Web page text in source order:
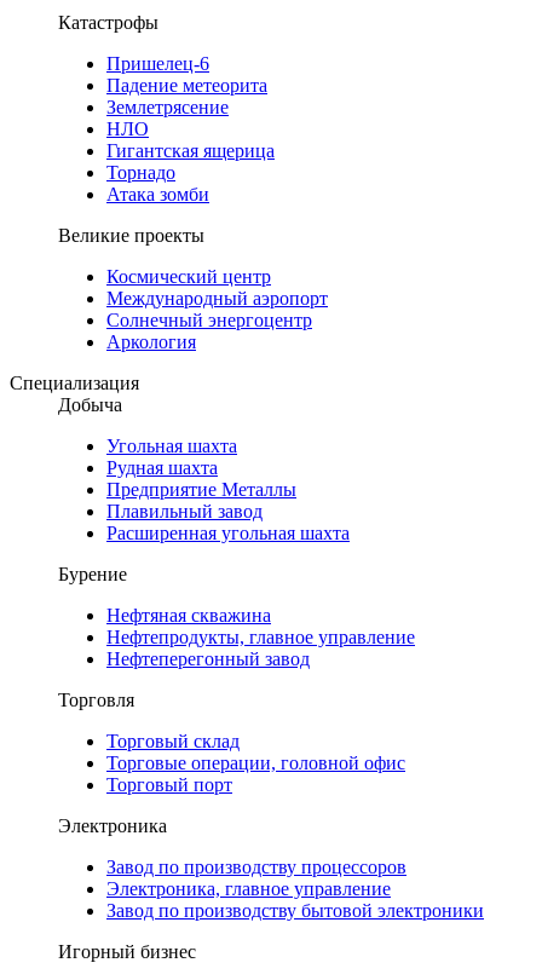
Катастрофы
Пришелец-6
Падение метеорита
Землетрясение
НЛО
Гигантская ящерица
Торнадо
Атака зомби
Великие проекты
Космический центр
Международный аэропорт
Солнечный энергоцентр
Аркология
Специализация
Добыча
Угольная шахта
Рудная шахта
Предприятие Металлы
Плавильный завод
Расширенная угольная шахта
Бурение
Нефтяная скважина
Нефтепродукты, главное управление
Нефтеперегонный завод
Торговля
Торговый склад
Торговые операции, головной офис
Торговый порт
Электроника
Завод по производству процессоров
Электроника, главное управление
Завод по производству бытовой электроники
Игорный бизнес